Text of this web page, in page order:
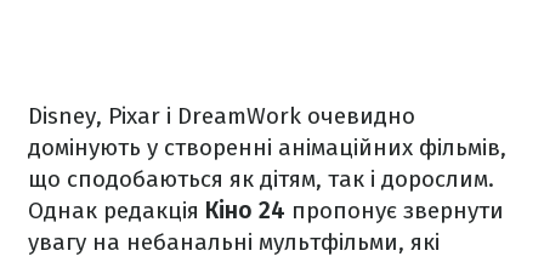
Disney, Pixar і DreamWork очевидно
домінують у створенні анімаційних фільмів,
що сподобаються як дітям, так і дорослим.
Однак редакція Кіно 24 пропонує звернути
увагу на небанальні мультфільми, які